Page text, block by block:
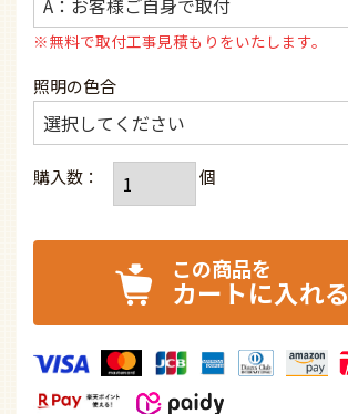
※無料で取付工事見積もりをいたします。
照明の色合
カートに入れる